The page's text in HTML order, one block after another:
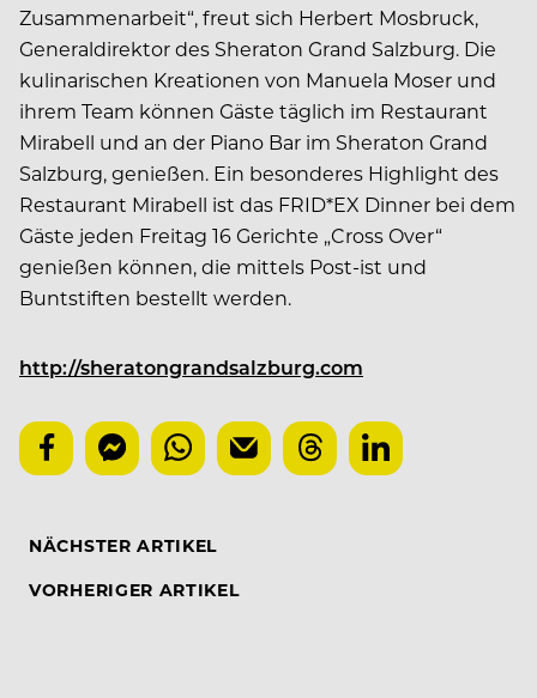
Zusammenarbeit“, freut sich Herbert Mosbruck,
Generaldirektor des Sheraton Grand Salzburg. Die
kulinarischen Kreationen von Manuela Moser und
ihrem Team können Gäste täglich im Restaurant
Mirabell und an der Piano Bar im Sheraton Grand
Salzburg, genießen. Ein besonderes Highlight des
Restaurant Mirabell ist das FRID*EX Dinner bei dem
Gäste jeden Freitag 16 Gerichte „Cross Over“
genießen können, die mittels Post-ist und
Buntstiften bestellt werden.
http://sheratongrandsalzburg.com
NÄCHSTER ARTIKEL
VORHERIGER ARTIKEL